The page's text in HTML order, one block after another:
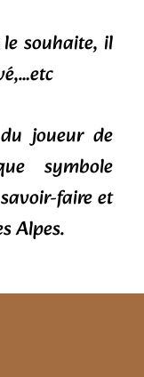
souhaite, il
joueur de
symbole
faire et
Alpes.